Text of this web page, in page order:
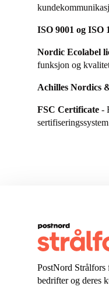
ISO 9001 og ISO
Nordic Ecolabel
funksjon og
Achilles Nordics
FSC Certificate -
PostNord
bedrifter og deres